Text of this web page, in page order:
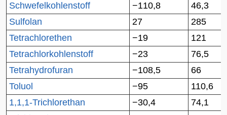
Schwefelkohlenstoff
−110,8
46,3
Sulfolan
27
285
Tetrachlorethen
−19
121
Tetrachlorkohlenstoff
−23
76,5
Tetrahydrofuran
−108,5
66
Toluol
−95
110,6
1,1,1-Trichlorethan
−30,4
74,1